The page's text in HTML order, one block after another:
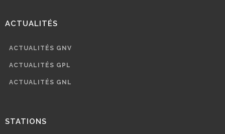
ACTUALITÉS
ACTUALITÉS GNV
ACTUALITÉS GPL
ACTUALITÉS GNL
STATIONS